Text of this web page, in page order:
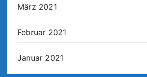
März 2021
Februar 2021
Januar 2021